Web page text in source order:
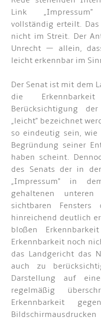
Link „Impressum"
vollständig erteilt.
nicht im Streit. Der
Unrecht — allein,
leicht erkennbar im
Der Senat ist mit dem
die
Berücksichtigung
„leicht" bezeichnet
so eindeutig sein, wie
Begründung seiner
haben scheint.
des Senats der in
„Impressum" in
gehaltenen
sichtbaren
hinreichend deutlich
bloßen
Erkennbarkeit noch
das Landgericht das
auch zu
Darstellung auf
regelmäßig
Erkennbarkeit